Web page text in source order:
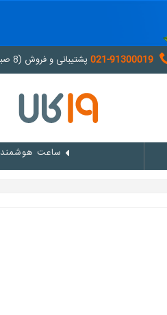
پشتیبانی و فروش (8 صبح تا 12 شب)
ساعت هوشمند